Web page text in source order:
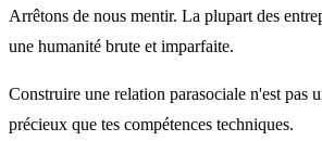
Arrêtons de nous mentir. La plupart des
une humanité brute et imparfaite.
Construire une relation parasociale n'est pas
précieux que tes compétences techniques.